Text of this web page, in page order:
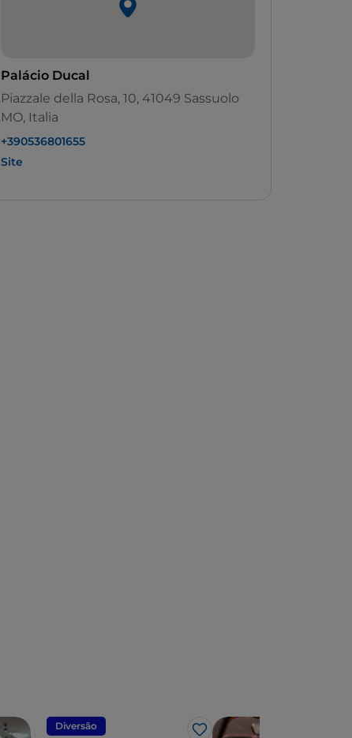
Palácio Ducal
Piazzale della Rosa, 10, 41049 Sassuolo
MO, Italia
+390536801655
Site
Diversão